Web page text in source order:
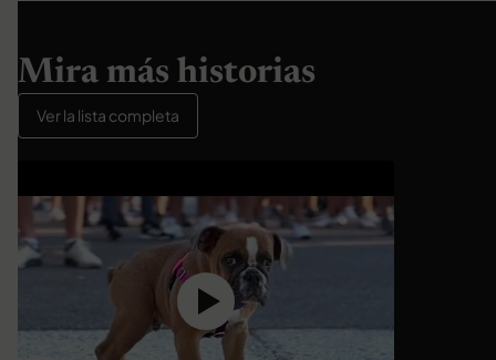
Mira más historias
Ver la lista completa